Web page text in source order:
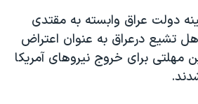
دولت عراق وابسته به مقتدی
تشيع درعراق به عنوان اعتراض
مهلتی برای خروج نيروهای آمريکا